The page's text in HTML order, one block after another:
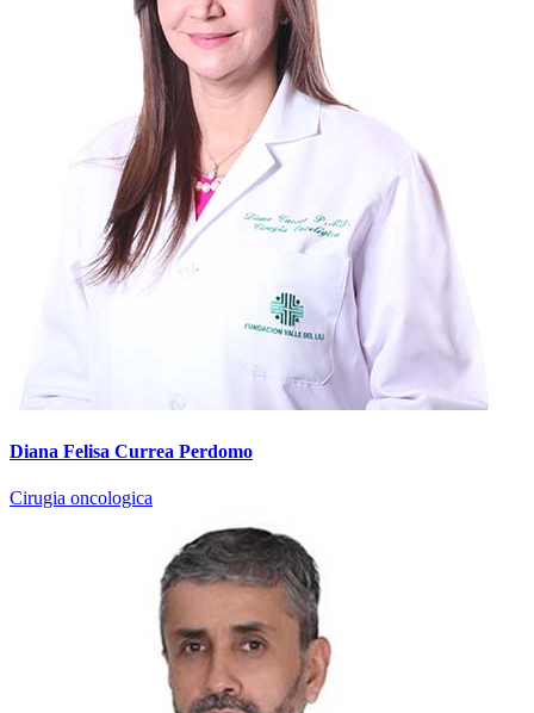
Diana Felisa Currea Perdomo
Cirugia oncologica